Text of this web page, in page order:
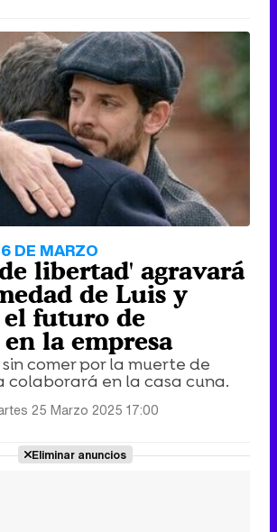
DE MARZO
libertad' agravará
de Luis y
futuro de
la empresa
comer por la muerte de
colaborará en la casa cuna.
25 Marzo 2025 17:00
Eliminar anuncios